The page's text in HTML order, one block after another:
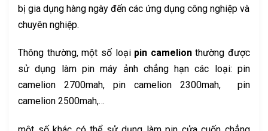
bị gia dụng hàng ngày đến các ứng dụng công nghiệp và
chuyên nghiệp.
Thông thường, một số loại pin camelionthường được
sử dụng làm pin máy ảnh chẳng hạn các loại: pin
camelion 2700mah, pin camelion 2300mah, pin
camelion 2500mah,…